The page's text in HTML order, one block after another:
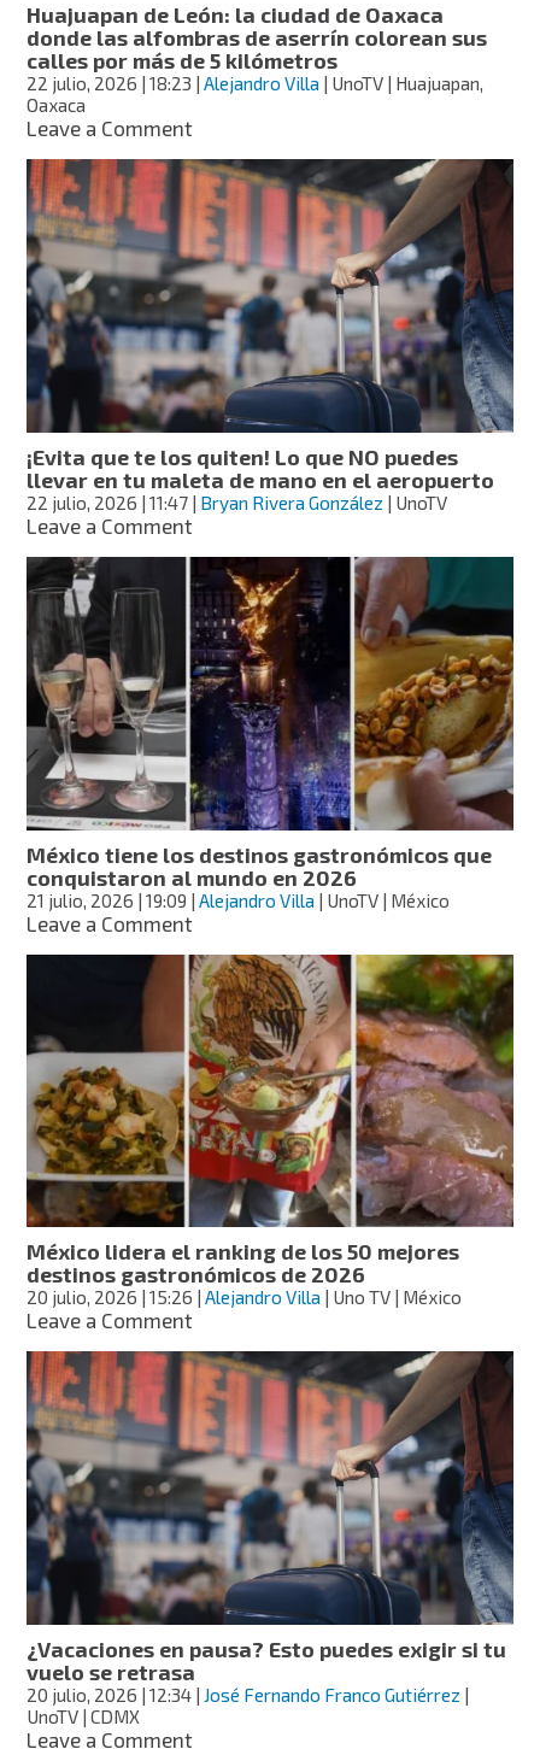
Huajuapan de León: la ciudad de Oaxaca
donde las alfombras de aserrín colorean sus
calles por más de 5 kilómetros
22 julio, 2026 | 18:23 |Alejandro Villa | UnoTV | Huajuapan,
Oaxaca
Leave a Commenton
de
León:
la
ciudad
de
Oaxaca
donde
las
alfombras
de
aserrín
colorean
sus
calles
por
de
5
kilómetros
¡Evita que te los quiten! Lo que NO puedes
llevar en tu maleta de mano en el aeropuerto
22 julio, 2026 | 11:47 | Bryan Rivera González | UnoTV
Leave a Commenton
que
te
los
quiten!
Lo
que
NO
puedes
llevar
en
tu
maleta
de
mano
en
aeropuerto
México tiene los destinos gastronómicos que
conquistaron al mundo en 2026
21 julio, 2026 | 19:09 |Alejandro Villa | UnoTV | México
Leave a Commenton
tiene
los
destinos
gastronómicos
que
conquistaron
al
mundo
2026
México lidera el ranking de los 50 mejores
destinos gastronómicos de 2026
20 julio, 2026 | 15:26 |Alejandro Villa | Uno TV | México
Leave a Commenton
lidera
el
ranking
de
los
50
mejores
destinos
gastronómicos
de
2026
¿Vacaciones en pausa? Esto puedes exigir si tu
vuelo se retrasa
20 julio, 2026 | 12:34 | José Fernando Franco Gutiérrez |
UnoTV | CDMX
Leave a Commenton